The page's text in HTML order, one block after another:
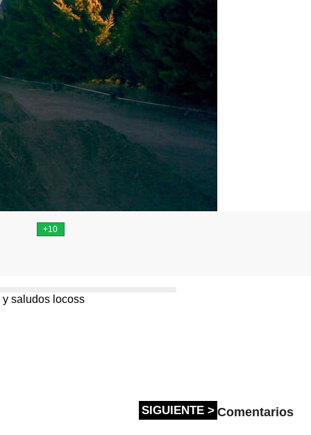
saludos locoss
SIGUIENTE > Comentarios